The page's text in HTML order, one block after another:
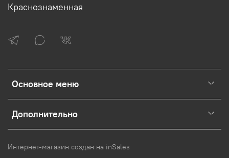
Основное меню
Дополнительно
Краснознаменная
Интернет-магазин создан на inSales